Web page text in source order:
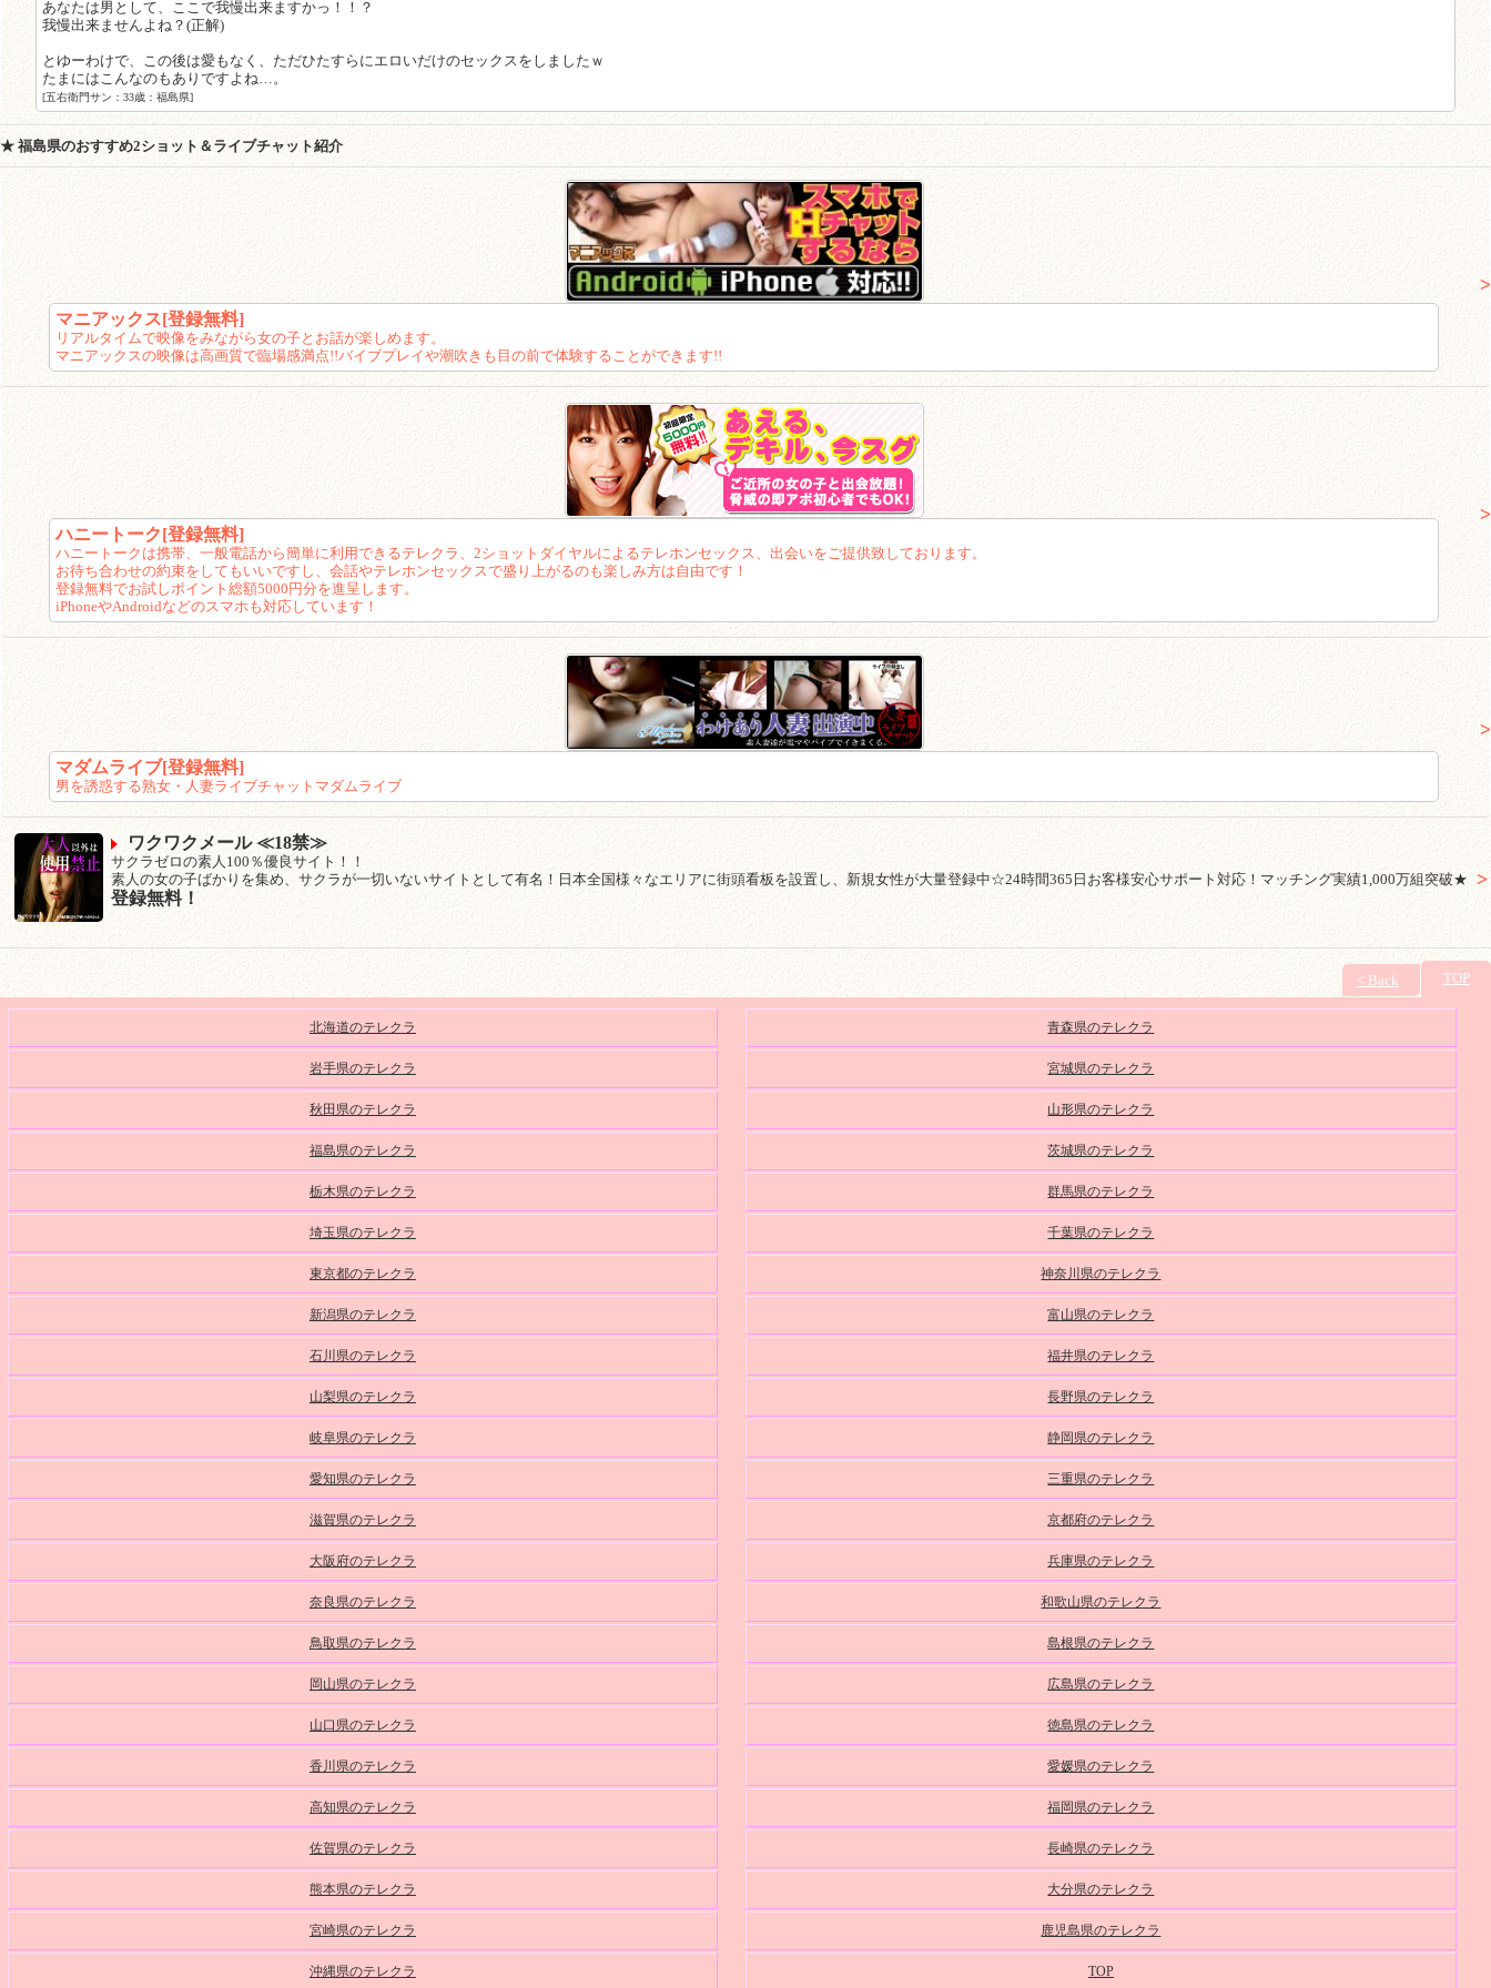
あなたは男として、ここで我慢出来ますかっ！！？
我慢出来ませんよね？(正解)
とゆーわけで、この後は愛もなく、ただひたすらにエロいだけのセックスをしましたｗ
たまにはこんなのもありですよね…。
[五右衛門サン：33歳：福島県]
★ 福島県のおすすめ2ショット＆ライブチャット紹介
マニアックス[登録無料]
リアルタイムで映像をみながら女の子とお話が楽しめます。
マニアックスの映像は高画質で臨場感満点!!バイブプレイや潮吹きも目の前で体験することができます!!
ハニートーク[登録無料]
ハニートークは携帯、一般電話から簡単に利用できるテレクラ、2ショットダイヤルによるテレホンセックス、出会いをご提供致しております。
お待ち合わせの約束をしてもいいですし、会話やテレホンセックスで盛り上がるのも楽しみ方は自由です！
登録無料でお試しポイント総額5000円分を進呈します。
iPhoneやAndroidなどのスマホも対応しています！
マダムライブ[登録無料]
男を誘惑する熟女・人妻ライブチャットマダムライブ
ワクワクメール ≪18禁≫
サクラゼロの素人100％優良サイト！！
素人の女の子ばかりを集め、サクラが一切いないサイトとして有名！日本全国様々なエリアに街頭看板を設置し、新規女性が大量登録中☆24時間365日お客様安心サポート対応！マッチング実績1,000万組突破★
登録無料！
TOP
< Back
北海道のテレクラ
岩手県のテレクラ
秋田県のテレクラ
福島県のテレクラ
栃木県のテレクラ
埼玉県のテレクラ
東京都のテレクラ
新潟県のテレクラ
石川県のテレクラ
山梨県のテレクラ
岐阜県のテレクラ
愛知県のテレクラ
滋賀県のテレクラ
大阪府のテレクラ
奈良県のテレクラ
鳥取県のテレクラ
岡山県のテレクラ
山口県のテレクラ
香川県のテレクラ
高知県のテレクラ
佐賀県のテレクラ
熊本県のテレクラ
宮崎県のテレクラ
沖縄県のテレクラ
青森県のテレクラ
宮城県のテレクラ
山形県のテレクラ
茨城県のテレクラ
群馬県のテレクラ
千葉県のテレクラ
神奈川県のテレクラ
富山県のテレクラ
福井県のテレクラ
長野県のテレクラ
静岡県のテレクラ
三重県のテレクラ
京都府のテレクラ
兵庫県のテレクラ
和歌山県のテレクラ
島根県のテレクラ
広島県のテレクラ
徳島県のテレクラ
愛媛県のテレクラ
福岡県のテレクラ
長崎県のテレクラ
大分県のテレクラ
鹿児島県のテレクラ
TOP